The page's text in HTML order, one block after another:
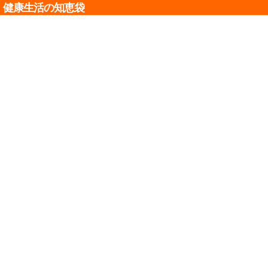
健康生活の知恵袋